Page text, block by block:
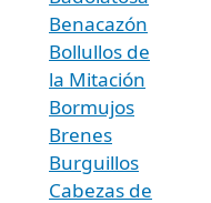
Benacazón
Bollullos de
la Mitación
Bormujos
Brenes
Burguillos
Cabezas de